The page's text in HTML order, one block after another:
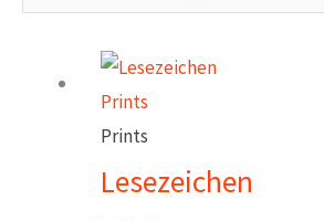
Prints
Lesezeichen